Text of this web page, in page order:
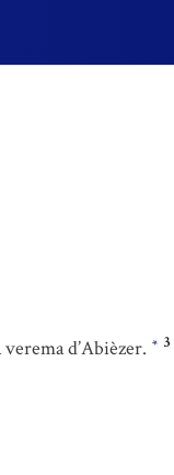
d’Abièzer. * 3